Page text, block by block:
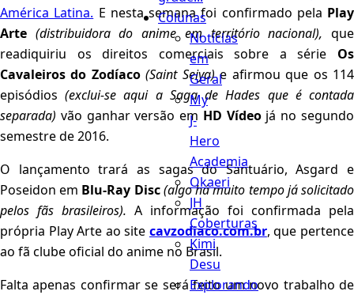
Colunas
Notícias
em
Geral
My
J-
Hero
Academia
Okaeri
JH
Coberturas
Kimi
Desu
Explorando
América Latina. E nesta semana foi confirmado pela Play
Arte (distribuidora do anime em território nacional), que
readiquiriu os direitos comerciais sobre a série Os
Cavaleiros do Zodíaco (Saint Seiya)e afirmou que os 114
episódios(exclui-se aqui a Saga de Hades que é contada
separada) vão ganhar versão em HD Vídeojá no segundo
semestre de 2016.
O lançamento trará as sagas do Santuário, Asgard e
Poseidon em Blu-Ray Disc(algo há muito tempo já solicitado
pelos fãs brasileiros). A informação foi confirmada pela
própria Play Arte ao site cavzodiaco.com.br, que pertence
ao fã clube oficial do anime no Brasil.
Falta apenas confirmar se será feito um novo trabalho de